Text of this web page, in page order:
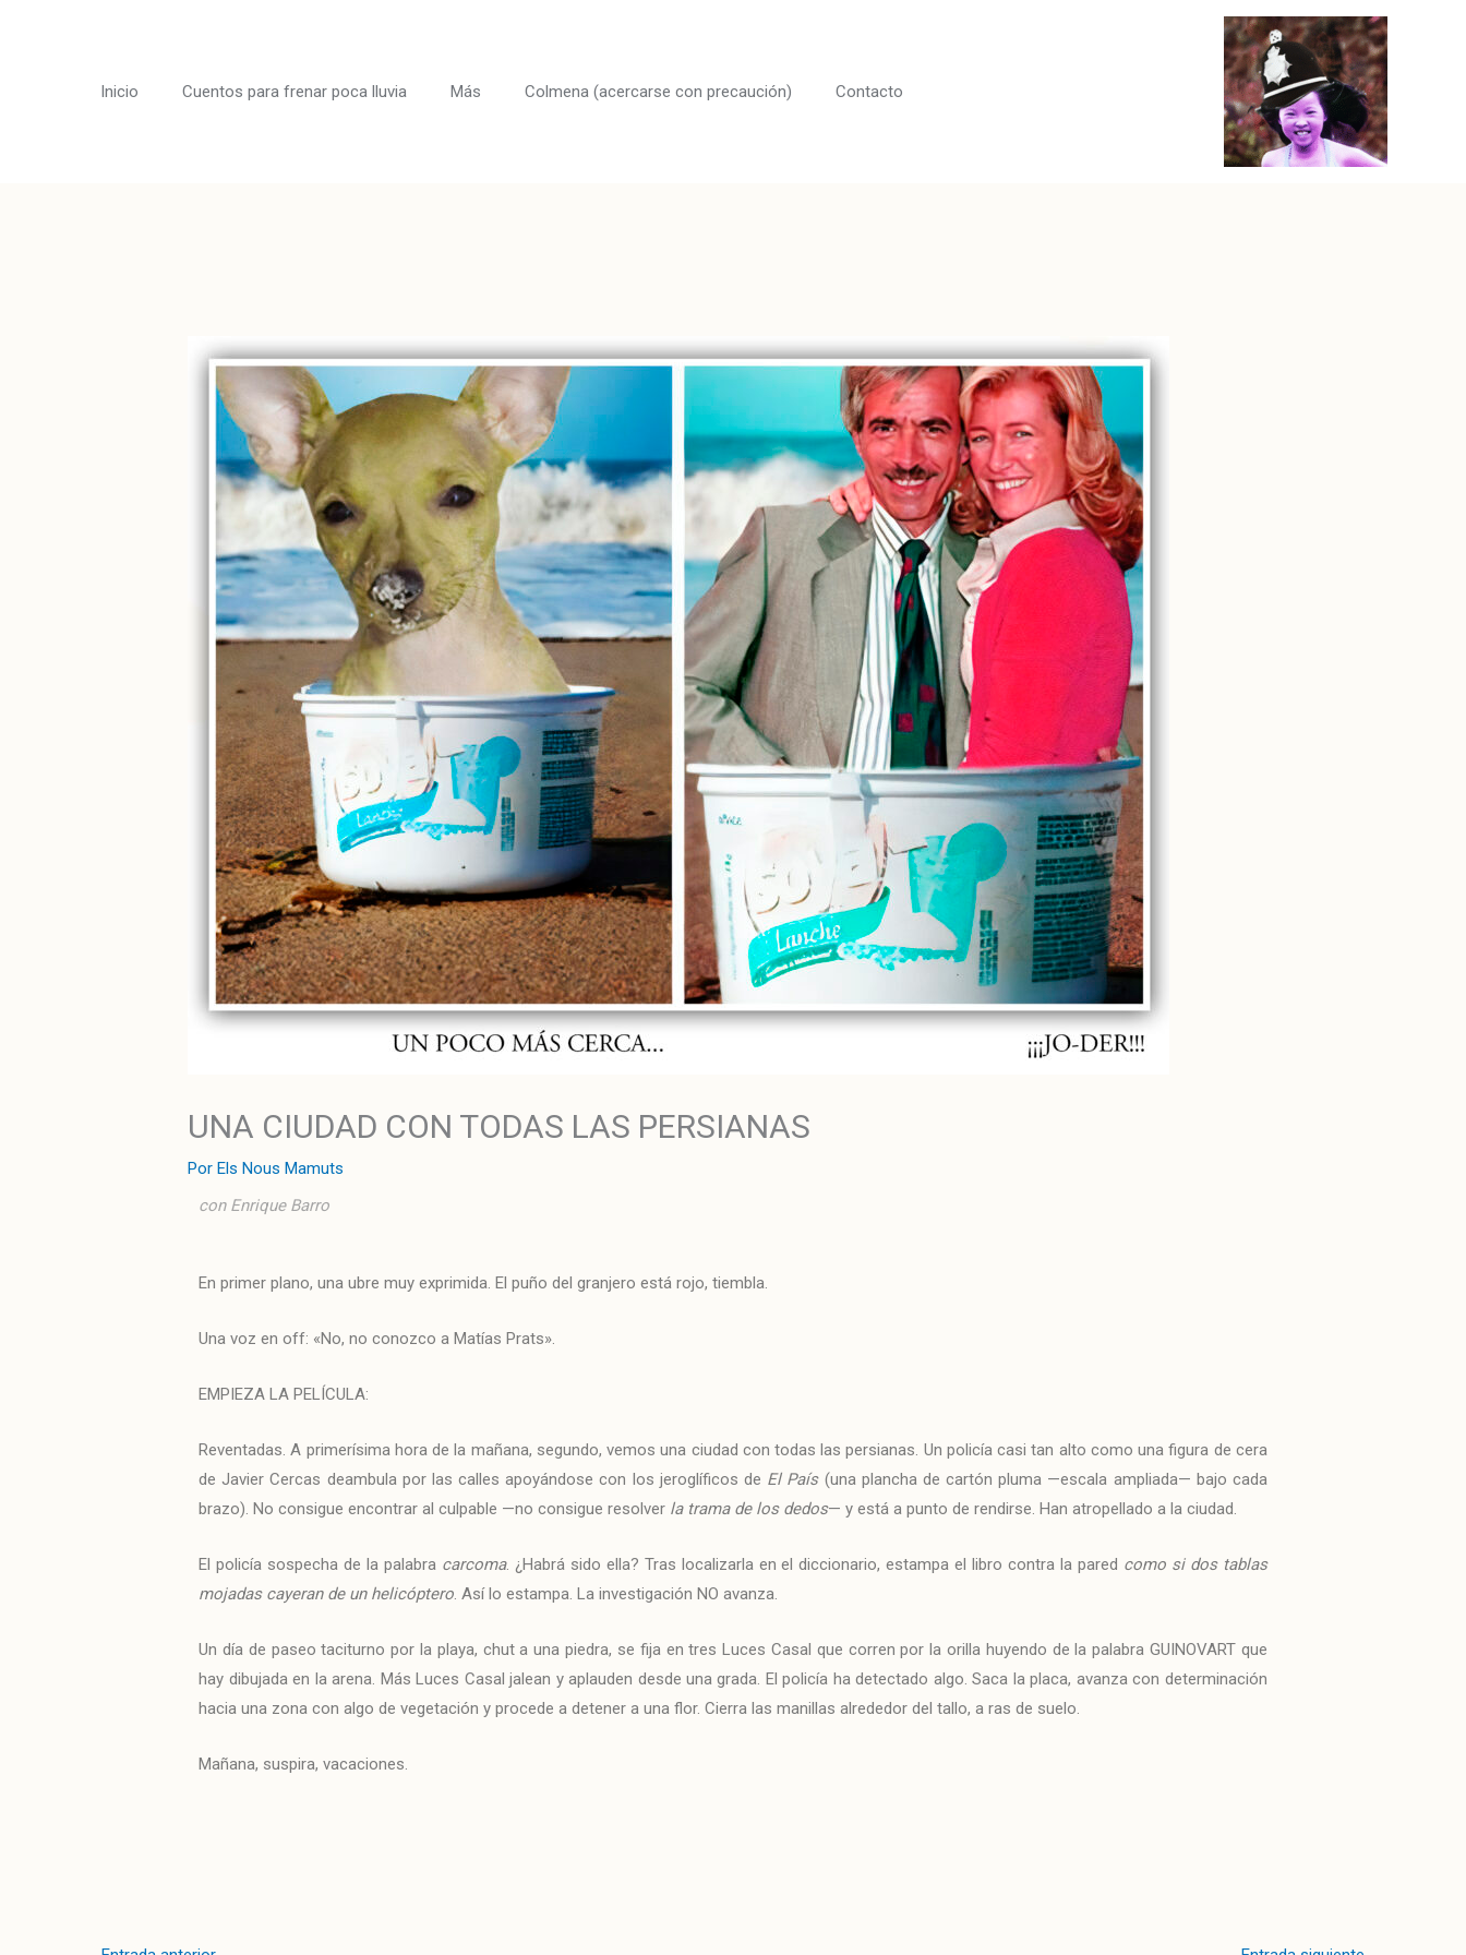
Inicio
Cuentos para frenar poca lluvia Más Colmena (acercarse con precaución) Contacto
UNA CIUDAD CON TODAS LAS PERSIANAS
PorEls Nous Mamuts
con Enrique Barro
En primer plano, una ubre muy exprimida. El puño del granjero está rojo, tiembla.
Una voz en off: «No, no conozco a Matías Prats».
EMPIEZA LA PELÍCULA:
Reventadas. A primerísima hora de la mañana, segundo, vemos una ciudad con todas las persianas. Un policía casi tan alto como una figura de cera
de Javier Cercas deambula por las calles apoyándose con los jeroglíficos de El País(una plancha de cartón pluma —escala ampliada— bajo cada
brazo). No consigue encontrar al culpable —no consigue resolver la trama de los dedos— y está a punto de rendirse. Han atropellado a la ciudad.
El policía sospecha de la palabra carcoma. ¿Habrá sido ella? Tras localizarla en el diccionario, estampa el libro contra la pared como si dos tablas
mojadas cayeran de un helicóptero. Así lo estampa. La investigación NO avanza.
Un día de paseo taciturno por la playa, chut a una piedra, se fija en tres Luces Casal que corren por la orilla huyendo de la palabra GUINOVART que
hay dibujada en la arena. Más Luces Casal jalean y aplauden desde una grada. El policía ha detectado algo. Saca la placa, avanza con determinación
hacia una zona con algo de vegetación y procede a detener a una flor. Cierra las manillas alrededor del tallo, a ras de suelo.
Mañana, suspira, vacaciones.